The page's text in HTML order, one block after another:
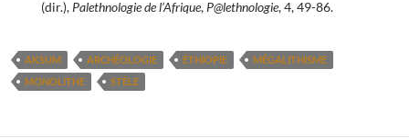
(dir.), Palethnologie de l’Afrique, P@lethnologie, 4, 49-86.
AKSUM ARCHÉOLOGIE ÉTHIOPIE
MÉGALITHISME
MONOLITHE
STÈLE